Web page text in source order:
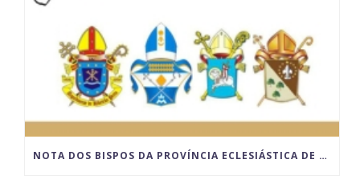
NOTA DOS BISPOS DA PROVÍNCIA ECLESIÁSTICA DE RIBEIRÃO PRETO SOBRE O LUGAR DA CELEBRAÇÃO DO MATRIMÔNIO